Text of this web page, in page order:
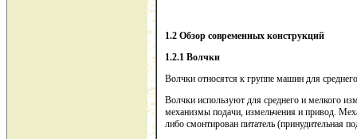
1.2 Обзор современных конструкций
1.2.1 Волчки
Волчки относятся к группе машин для
Волчки используют для среднего и мелкого
механизмы подачи, измельчения и привод.
либо смонтирован питатель (принудительная